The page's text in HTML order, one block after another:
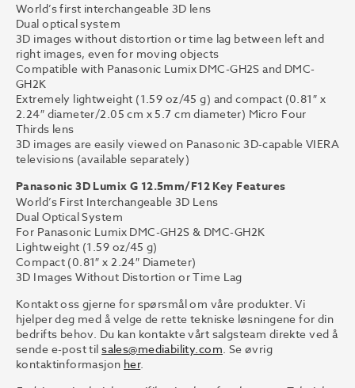
World’s first interchangeable 3D lens
Dual optical system
3D images without distortion or time lag between left and
right images, even for moving objects
Compatible with Panasonic Lumix DMC-GH2S and DMC-
GH2K
Extremely lightweight (1.59 oz/45 g) and compact (0.81″ x
2.24″ diameter/2.05 cm x 5.7 cm diameter) Micro Four
Thirds lens
3D images are easily viewed on Panasonic 3D-capable VIERA
televisions (available separately)
Panasonic 3D Lumix G 12.5mm/F12 Key Features
World’s First Interchangeable 3D Lens
Dual Optical System
For Panasonic Lumix DMC-GH2S & DMC-GH2K
Lightweight (1.59 oz/45 g)
Compact (0.81″ x 2.24″ Diameter)
3D Images Without Distortion or Time Lag
Kontakt oss gjerne for spørsmål om våre produkter. Vi
hjelper deg med å velge de rette tekniske løsningene for din
bedrifts behov. Du kan kontakte vårt salgsteam direkte ved å
sende e-post tilsales@mediability.com. Se øvrig
kontaktinformasjon her.